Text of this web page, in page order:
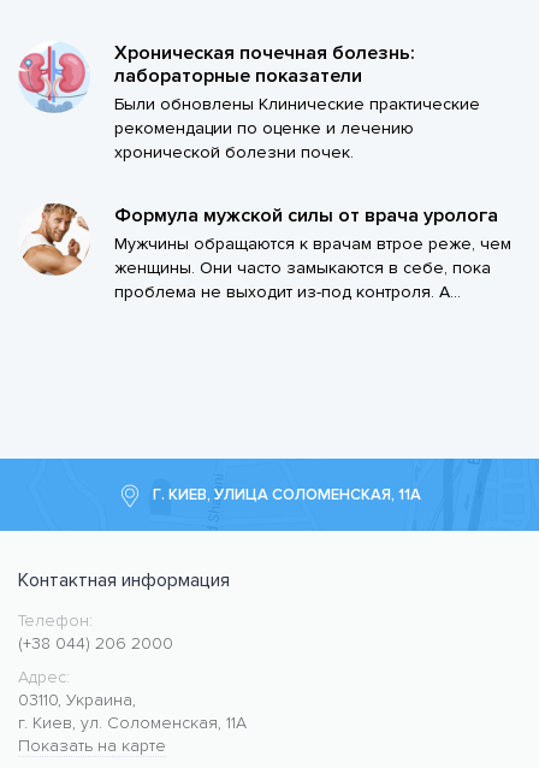
Хроническая почечная болезнь:
лабораторные показатели
Были обновлены Клинические практические
рекомендации по оценке и лечению
хронической болезни почек.
Формула мужской силы от врача уролога
Мужчины обращаются к врачам втрое реже, чем
женщины. Они часто замыкаются в себе, пока
проблема не выходит из-под контроля. А...
Г. КИЕВ, УЛИЦА СОЛОМЕНСКАЯ, 11А
Контактная информация
Медицинский центр CMC MED
https://cmcmed.clinic
Телефон:
(+38 044) 206 2000
Адрес:
03110, Украина,
г. Киев, ул. Соломенская, 11А
Показать на карте